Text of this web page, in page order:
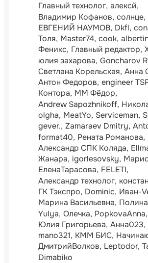
Главный технолог алексй
Владимир Кофанов солнце
ЕВГЕНИЙ НАУМОВ Dkfl
Толя Master74 cook
Феникс Главный редактор
юлия захарова Goncharov
Светлана Корельская Анна
Антон Федоров engineer
Контора ММ Фёдор
Andrew Sapozhnikoff
olgha MeatYo Serviceman
gever. Zamaraev Dmitry
format40 Рената Романова
Александр СПК Коляда
Жанара igorlesovsky
ЕленаТарасова FELETI
Александр технолог
ГК Тэкспро Dominic Иван-
Марина Васильевна
Yulya Олечка PopkovaAnna
Юлия Григорьева Анна023
mano321 КММ БИС
ДмитрийВолков Leptodor
Dimabiko